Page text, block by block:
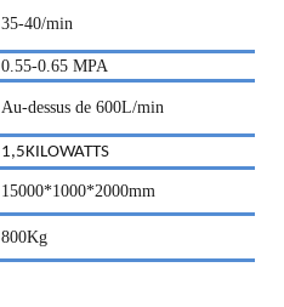
35-40/min
0.55-0.65MPA
Au-dessus de 600L/min
1,5 KILOWATTS
15000*1000*2000mm
800Kg